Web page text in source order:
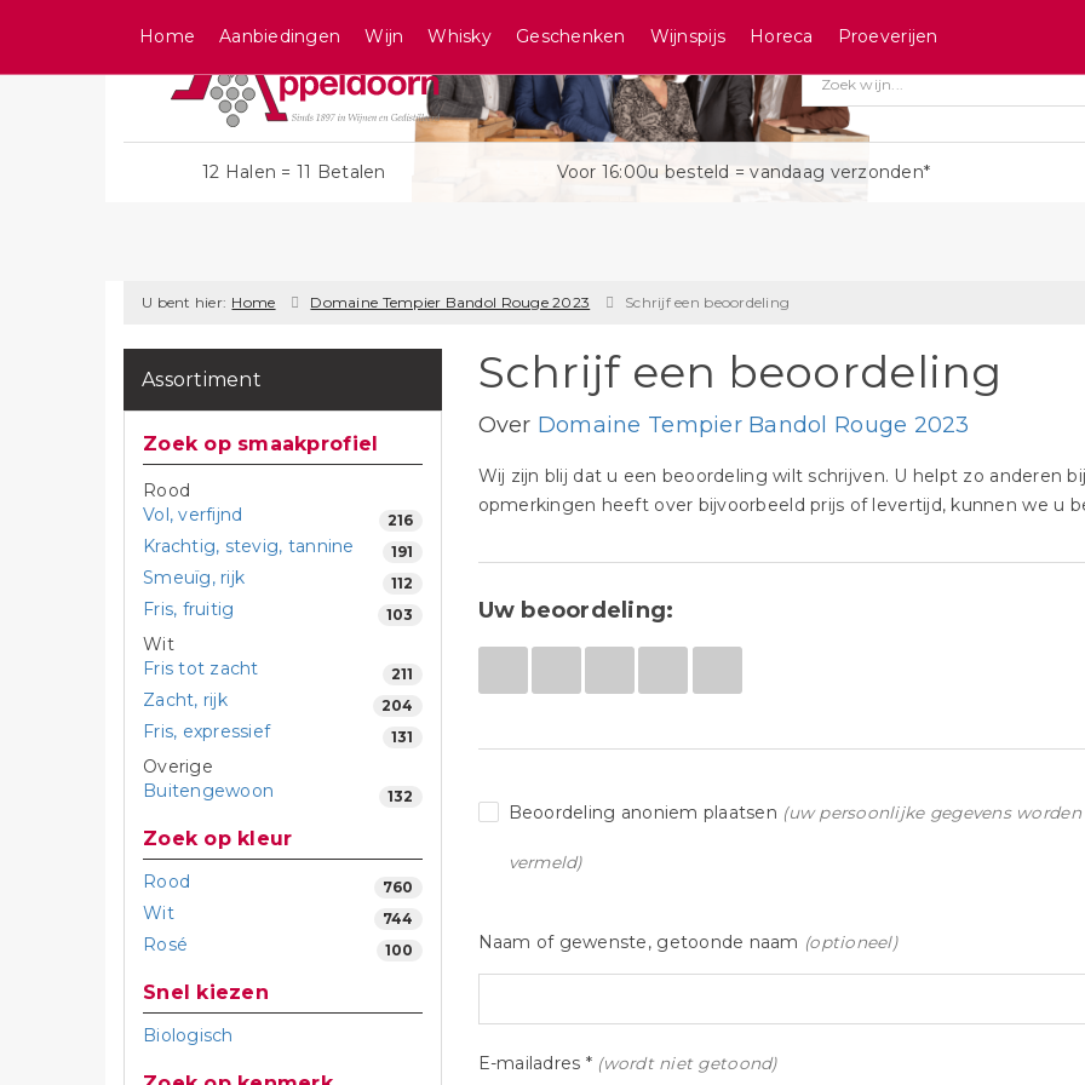
12 Halen = 11 Betalen Voor 16:00u besteld = vandaag verzonden*
Home Aanbiedingen Wijn Whisky Geschenken Wijnspijs Horeca Proeverijen
U bent hier: Home Domaine Tempier Bandol Rouge 2023 Schrijf een beoordeling
Assortiment
Zoek op smaakprofiel
Rood
Vol, verfijnd
216
Krachtig, stevig, tannine 191
Smeuïg, rijk 112
Fris, fruitig 103
Wit
Fris tot zacht
211
Zacht, rijk 204
Fris, expressief 131
Overige
Buitengewoon
132
Zoek op kleur
Rood 760
Wit 744
Rosé 100
Snel kiezen
Biologisch
Schrijf een beoordeling
Over Domaine Tempier Bandol Rouge 2023
Wij zijn blij dat u een beoordeling wilt schrijven. U helpt zo anderen
opmerkingen heeft over bijvoorbeeld prijs of levertijd, kunnen we u
Uw beoordeling:
Beoordeling anoniem plaatsen (uw persoonlijke gegevens
vermeld)
Naam of gewenste, getoonde naam (optioneel)
E-mailadres * (wordt niet getoond)